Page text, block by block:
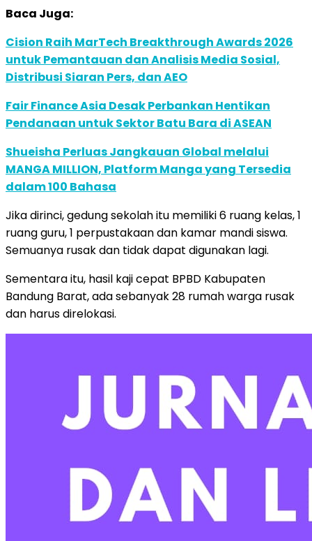
Baca Juga:
Cision Raih MarTech Breakthrough Awards 2026
untuk Pemantauan dan Analisis Media Sosial,
Distribusi Siaran Pers, dan AEO
Fair Finance Asia Desak Perbankan Hentikan
Pendanaan untuk Sektor Batu Bara di ASEAN
Shueisha Perluas Jangkauan Global melalui
MANGA MILLION, Platform Manga yang Tersedia
dalam 100 Bahasa
Jika dirinci, gedung sekolah itu memiliki 6 ruang kelas, 1
ruang guru, 1 perpustakaan dan kamar mandi siswa.
Semuanya rusak dan tidak dapat digunakan lagi.
Sementara itu, hasil kaji cepat BPBD Kabupaten
Bandung Barat, ada sebanyak 28 rumah warga rusak
dan harus direlokasi.